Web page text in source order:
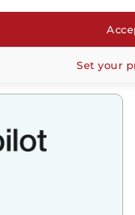
Set your